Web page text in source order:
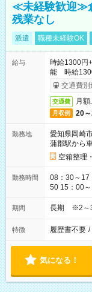
≪未経験歓迎≫
残業なし
派遣 職種未経験OK
給与
時給1300円
能 時給
交通費別
交通費 月
月収例 20
勤務地
愛知県岡崎
蒲郡駅から
空箱整理
勤務時間
08：30～17：30※実働8時
50 15：00
期間 長期 ※2～3
特徴 履歴書不要 /
気になる！